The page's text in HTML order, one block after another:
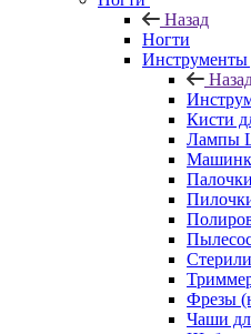
Назад
Ногти
Инструменты
Кисти
Лампы
Фрезы
Чаши